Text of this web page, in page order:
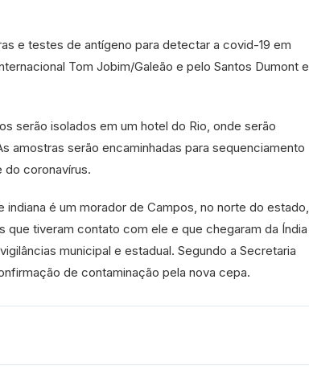
e testes de antígeno para detectar a covid-19 em
Tom Jobim/Galeão e pelo Santos Dumont e
serão isolados em um hotel do Rio, onde serão
amostras serão encaminhadas para sequenciamento
do coronavírus.
é um morador de Campos, no norte do estado,
que tiveram contato com ele e que chegaram da Índia
municipal e estadual. Segundo a Secretaria
de contaminação pela nova cepa.